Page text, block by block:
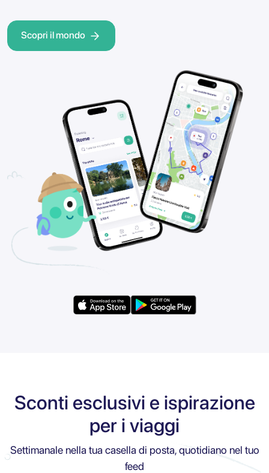
Scopri il mondo
Sconti esclusivi e ispirazione
per i viaggi
Settimanale nella tua casella di posta, quotidiano nel tuo
feed